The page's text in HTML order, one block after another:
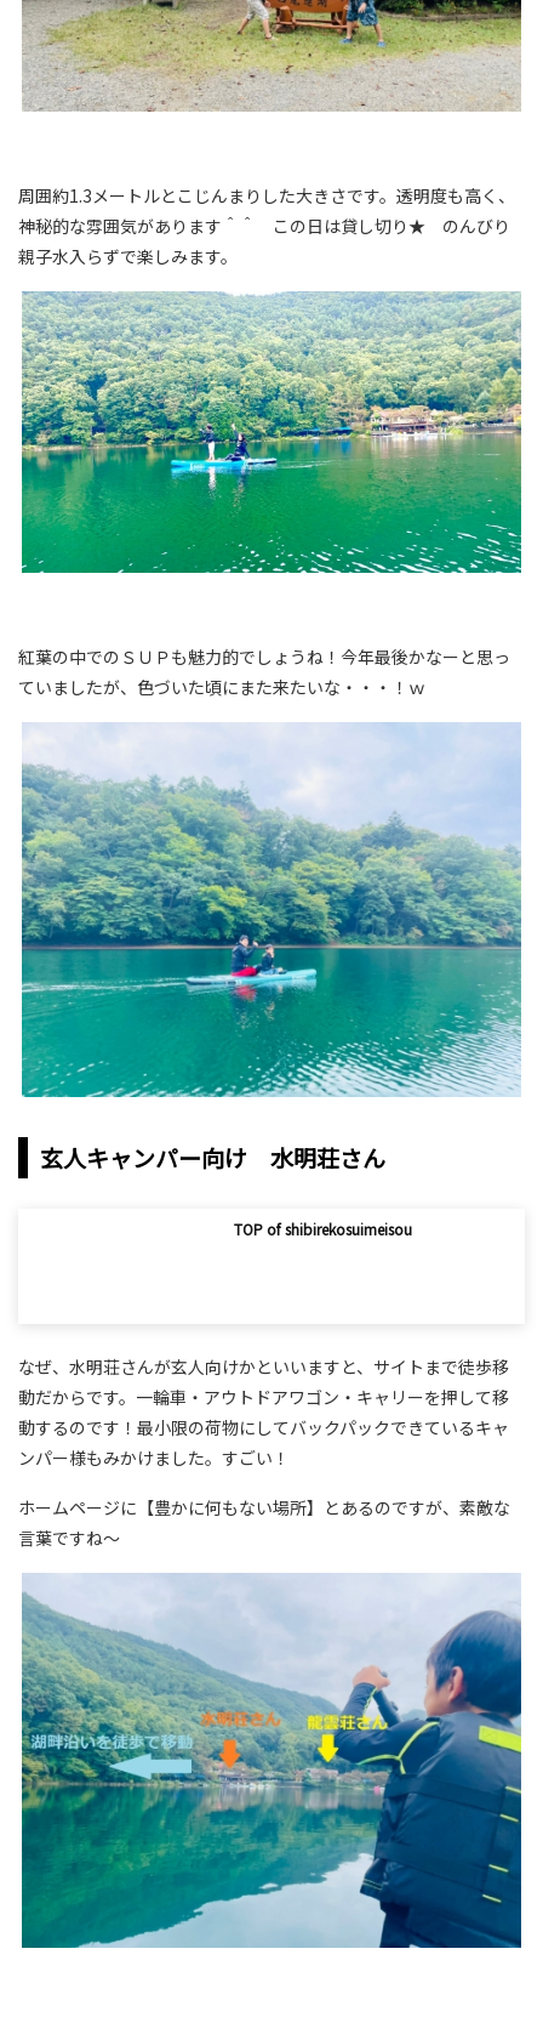
周囲約1.3メートルとこじんまりした大きさです。透明度も高く、
神秘的な雰囲気があります＾＾ この日は貸し切り★ のんびり
親子水入らずで楽しみます。
紅葉の中でのＳＵＰも魅力的でしょうね！今年最後かなーと思っ
ていましたが、色づいた頃にまた来たいな・・・！ｗ
玄人キャンパー向け 水明荘さん
TOP of shibirekosuimeisou
なぜ、水明荘さんが玄人向けかといいますと、サイトまで徒歩移
動だからです。一輪車・アウトドアワゴン・キャリーを押して移
動するのです！最小限の荷物にしてバックパックできているキャ
ンパー様もみかけました。すごい！
ホームページに【豊かに何もない場所】とあるのですが、素敵な
言葉ですね～